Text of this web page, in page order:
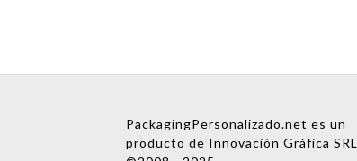
PackagingPersonalizado.net es un
producto de Innovación Gráfica SRL